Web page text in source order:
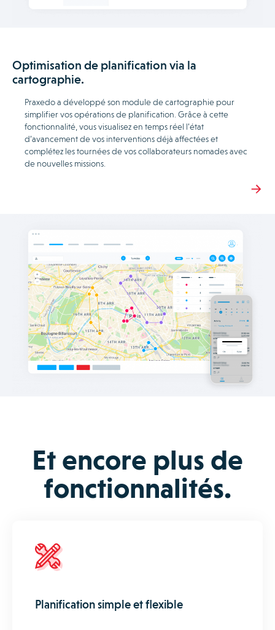
Optimisation de planification via la
cartographie.
Praxedo a développé son module de cartographie pour
simplifier vos opérations de planification. Grâce à cette
fonctionnalité, vous visualisez en temps réel l’état
d’avancement de vos interventions déjà affectées et
complétez les tournées de vos collaborateurs nomades avec
de nouvelles missions.
Et encore plus de
fonctionnalités.
Planification simple et flexible